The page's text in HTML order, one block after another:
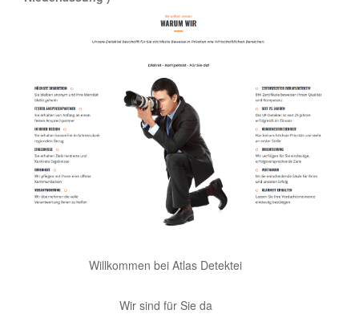
Willkommen bei Atlas Detektei
Wir sind für Sie da